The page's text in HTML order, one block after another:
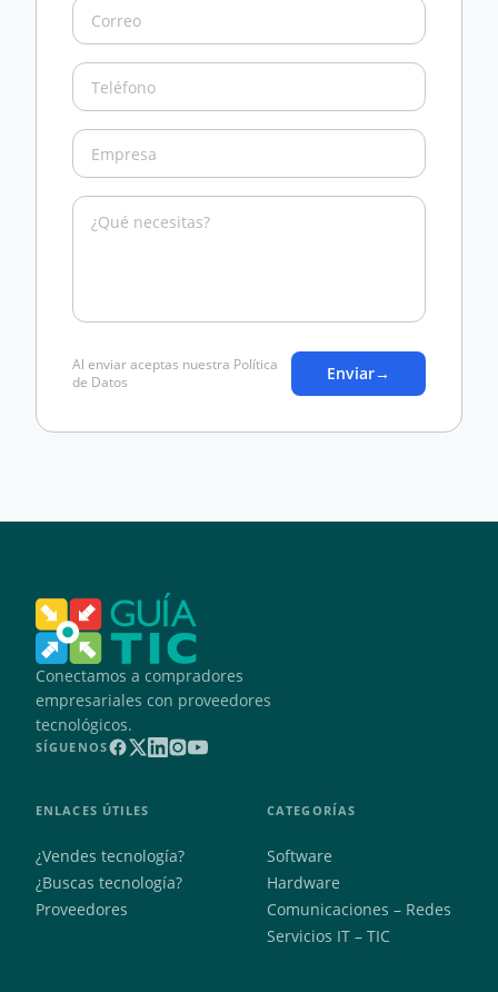
Al enviar aceptas nuestra Política
de Datos
Enviar→
Conectamos a compradores
empresariales con proveedores
tecnológicos.
SÍGUENOS
ENLACES ÚTILES
¿Vendes tecnología?
¿Buscas tecnología?
Proveedores
CATEGORÍAS
Software
Hardware
Comunicaciones – Redes
Servicios IT – TIC